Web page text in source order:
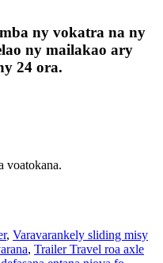
ny vokatra na ny
ny mailakao ary
24 ora.
voatokana.
, Varavarankely sliding misy
, Trailer Travel roa axle